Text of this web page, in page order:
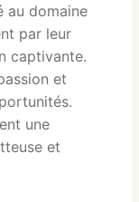
au domaine
par leur
captivante.
et
une
et